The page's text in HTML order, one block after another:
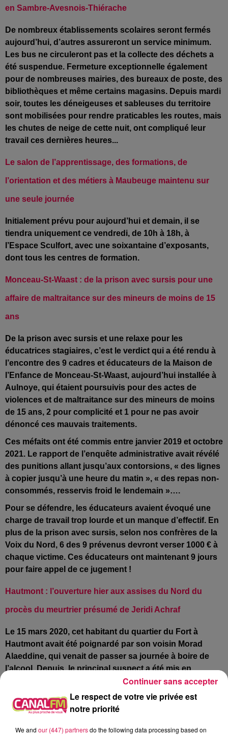
en Sambre-Avesnois-Thiérache
De nombreux établissements scolaires seront fermés
aujourd’hui, d’autres assureront un service minimum.
Les bus ne circuleront pas et la collecte des déchets a
été suspendue. Fermeture exceptionnelle également
pour de nombreuses mairies, des bureaux de poste, des
bibliothèques et même certains magasins. Depuis mardi
soir, toutes les déneigeuses et sableuses du territoire
sont mobilisées pour rendre praticables les routes, mais
les chutes de neige de cette nuit, ont compliqué leur
travail ces dernières heures...
Le salon de l’apprentissage, des formations, de
l’orientation et des métiers à Maubeuge maintenu sur
une seule journée
Initialement prévu pour aujourd’hui et demain, il se
tiendra uniquement ce vendredi, de 10h à 18h, à
l’Espace Sculfort, avec une soixantaine d’exposants,
dont tous les centres de formation.
Monceau-St-Waast : de la prison avec sursis pour une
affaire de maltraitance sur des mineurs de moins de 15
ans
De la prison avec sursis et une relaxe pour les
éducatrices stagiaires, c’est le verdict qui a été rendu à
l’encontre des 9 cadres et éducateurs de la Maison de
l’Enfance de Monceau-St-Waast, aujourd’hui installée à
Aulnoye, qui étaient poursuivis pour des actes de
violences et de maltraitance sur des mineurs de moins
de 15 ans, 2 pour complicité et 1 pour ne pas avoir
dénoncé ces mauvais traitements.
Ces méfaits ont été commis entre janvier 2019 et octobre
2021. Le rapport de l’enquête administrative avait révélé
des punitions allant jusqu’aux contorsions, « des lignes
à copier jusqu’à une heure du matin », « des repas non-
consommés, resservis froid le lendemain »….
Pour se défendre, les éducateurs avaient évoqué une
charge de travail trop lourde et un manque d’effectif. En
plus de la prison avec sursis, selon nos confrères de la
Voix du Nord, 6 des 9 prévenus devront verser 1000 € à
chaque victime. Ces éducateurs ont maintenant 9 jours
pour faire appel de ce jugement !
Hautmont : l’ouverture hier aux assises du Nord du
procès du meurtrier présumé de Jeridi Achraf
Le 15 mars 2020, cet habitant du quartier du Fort à
Hautmont avait été poignardé par son voisin Morad
Alaeddine, qui venait de passer sa journée à boire de
l’alcool. Depuis, le principal suspect a été mis en
examen et placé en détention provisoire, pour
assassinat, la préméditation de son geste ayant été
retenue par les enquêteurs.
Hier, l’accusé n’a pas pu
d’après-midi à cause de la neige. Les débats devraient
Le respect de votre vie privée est
notre priorité
We and our (447) partnersdo the following data processing based on
Continuer sans accepter